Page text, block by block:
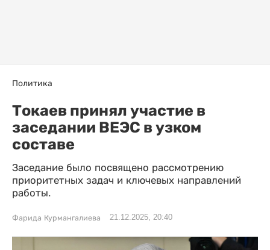
Политика
Токаев принял участие в
заседании ВЕЭС в узком
составе
Заседание было посвящено рассмотрению
приоритетных задач и ключевых направлений
работы.
Фарида Курмангалиева 21.12.2025, 20:40